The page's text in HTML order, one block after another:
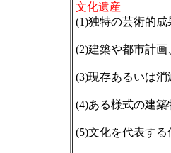
文化遺産
(1)独特の芸術的成
(2)建築や都市計
(3)現存あるいは
(4)ある様式の建
(5)文化を代表す